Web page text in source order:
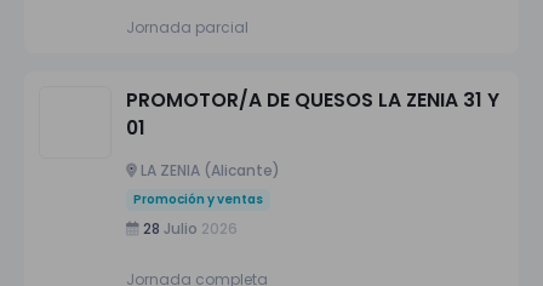
Jornada parcial
PROMOTOR/A DE QUESOS LA ZENIA 31 Y
01
LA ZENIA (Alicante)
Promoción y ventas
28 Julio 2026
Jornada completa